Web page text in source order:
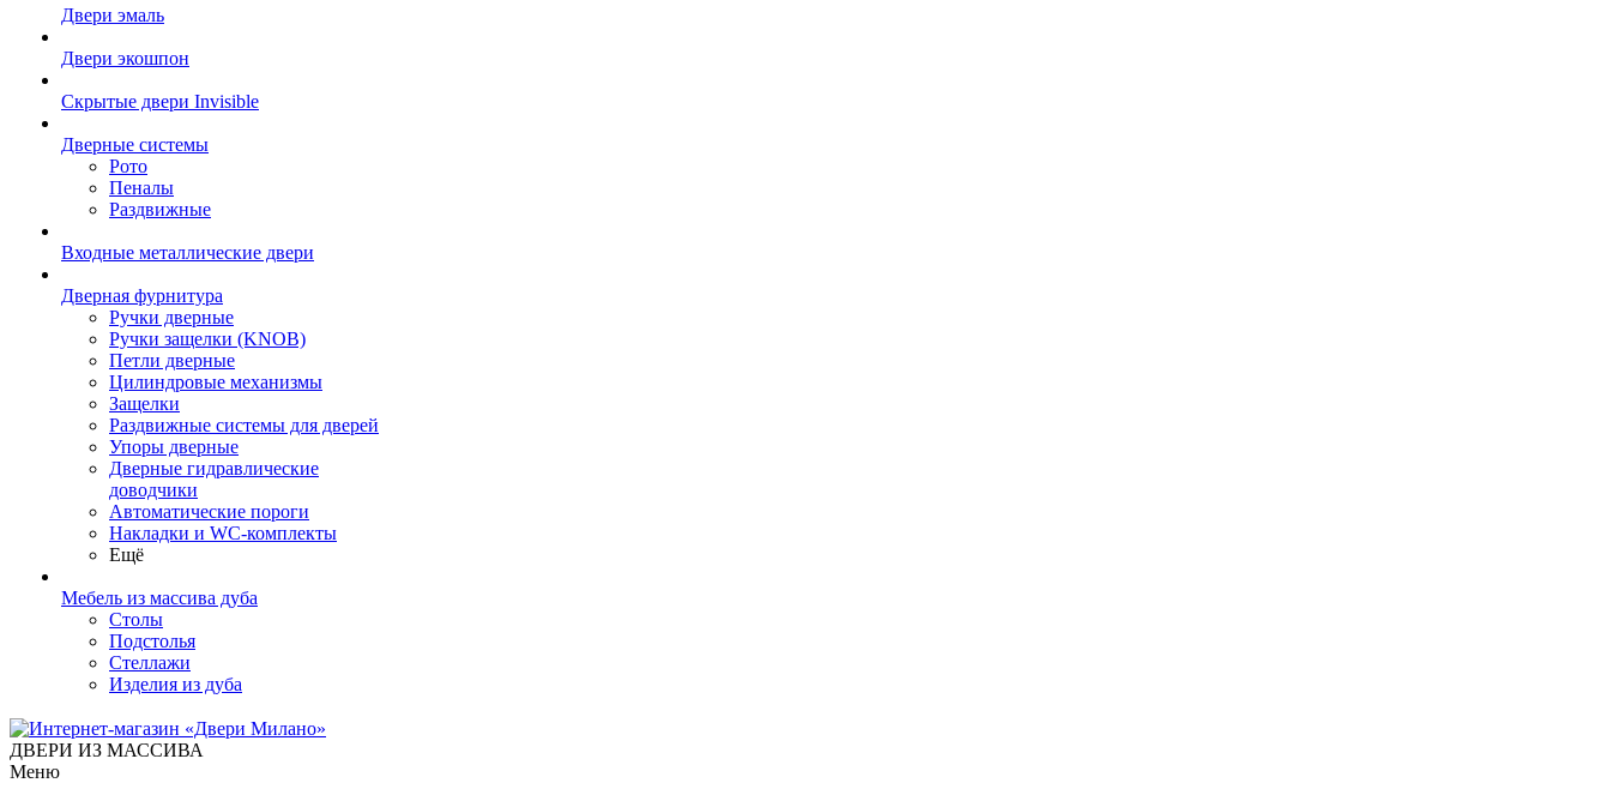
Двери эмаль
Двери экошпон
Скрытые двери Invisible
Дверные системы
Рото
Пеналы
Раздвижные
Входные металлические двери
Дверная фурнитура
Ручки дверные
Ручки защелки (KNOB)
Петли дверные
Цилиндровые механизмы
Защелки
Раздвижные системы для дверей
Упоры дверные
Дверные гидравлические
доводчики
Автоматические пороги
Накладки и WC-комплекты
Ещё
Мебель из массива дуба
Столы
Подстолья
Стеллажи
Изделия из дуба
ДВЕРИ ИЗ МАССИВА
Меню